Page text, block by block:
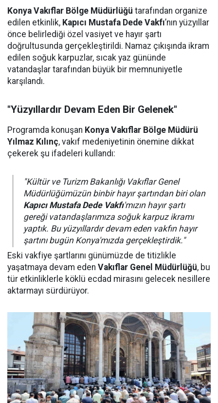
Konya Vakıflar Bölge Müdürlüğü tarafından organize
edilen etkinlik, Kapıcı Mustafa Dede Vakfı’nın yüzyıllar
önce belirlediği özel vasiyet ve hayır şartı
doğrultusunda gerçekleştirildi. Namaz çıkışında ikram
edilen soğuk karpuzlar, sıcak yaz gününde
vatandaşlar tarafından büyük bir memnuniyetle
karşılandı.
"Yüzyıllardır Devam Eden Bir Gelenek"
Programda konuşan Konya Vakıflar Bölge Müdürü
Yılmaz Kılınç, vakıf medeniyetinin önemine dikkat
çekerek şu ifadeleri kullandı:
"Kültür ve Turizm Bakanlığı Vakıflar Genel
Müdürlüğümüzün binbir hayır şartından biri olan
Kapıcı Mustafa Dede Vakfı'mızın hayır şartı
gereği vatandaşlarımıza soğuk karpuz ikramı
yaptık. Bu yüzyıllardır devam eden vakfın hayır
şartını bugün Konya'mızda gerçekleştirdik."
Eski vakfiye şartlarını günümüzde de titizlikle
yaşatmaya devam eden Vakıflar Genel Müdürlüğü, bu
tür etkinliklerle köklü ecdad mirasını gelecek nesillere
aktarmayı sürdürüyor.